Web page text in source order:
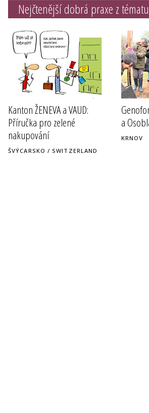
Nejčtenější dobrá praxe z tématu
Kanton ŽENEVA a VAUD:
Příručka pro zelené
nakupování
ŠVÝCARSKO / SWITZERLAND
a
KRNOV